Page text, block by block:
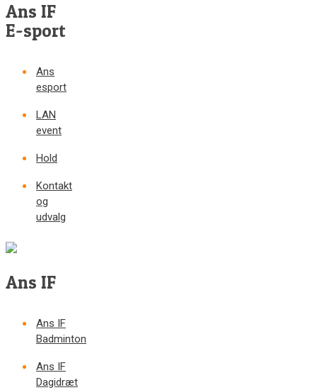
Ans IF
E-sport
Ans
esport
LAN
event
Hold
Kontakt
og
udvalg
Ans IF
Ans IF
Badminton
Ans IF
Dagidræt